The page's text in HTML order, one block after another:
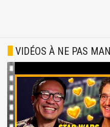
VIDÉOS À NE PAS